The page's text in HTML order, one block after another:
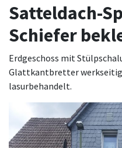
Satteldach-
Schiefer
Erdgeschoss mit
Glattkantbretter werkseitig
lasurbehandelt.